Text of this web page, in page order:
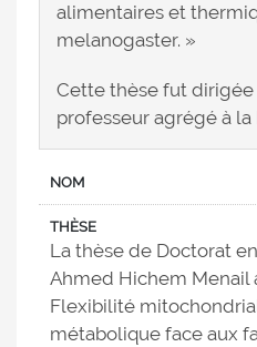
alimentaires et
melanogaster. »
Cette thèse fut dirigée
professeur agrégé à
La thèse de Doctorat
Ahmed Hichem Menail
Flexibilité
métabolique face aux